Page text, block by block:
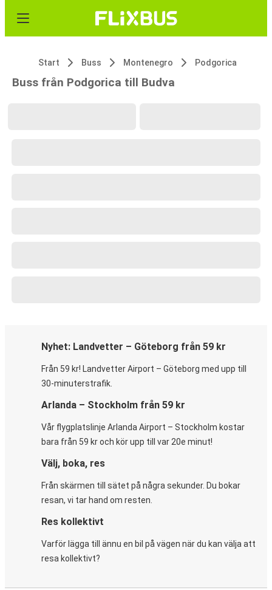
Start Buss Montenegro Podgorica
Buss från Podgorica till Budva
Nyhet: Landvetter – Göteborg från 59 kr
Från 59 kr! Landvetter Airport – Göteborg med upp till
30-minuterstrafik.
Arlanda – Stockholm från 59 kr
Vår flygplatslinje Arlanda Airport – Stockholm kostar
bara från 59 kr och kör upp till var 20e minut!
Välj, boka, res
Från skärmen till sätet på några sekunder. Du bokar
resan, vi tar hand om resten.
Res kollektivt
Varför lägga till ännu en bil på vägen när du kan välja att
resa kollektivt?